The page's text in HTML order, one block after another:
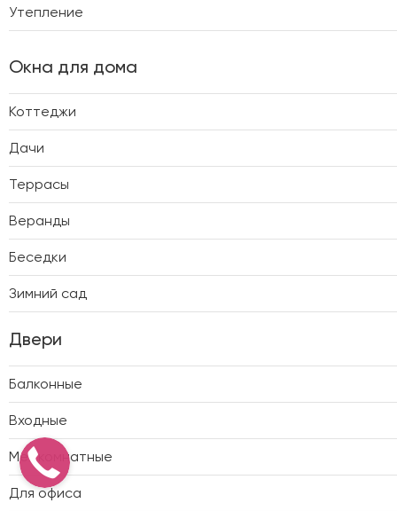
Утепление
Окна для дома
Коттеджи
Дачи
Террасы
Веранды
Беседки
Зимний сад
Двери
Балконные
Входные
Межкомнатные
Для офиса